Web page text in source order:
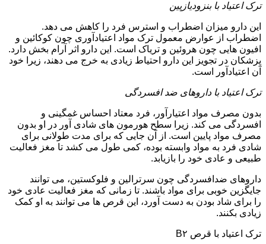
ترک اعتیاد با بنزودیازپین
این دارو میزان اضطراب و استرس فرد را کاهش می دهد.
اضطراب از عوارض معمول ترک مواد اعتیادآوری چون کوکائین و
افیون هایی چون هروئین و تریاک است. این دارو اثر آرام بخش دارد.
پزشکان در تجویز این دارو احتیاط زیادی به خرج می دهند، زیرا خود
آن اعتیادآور است.
ترک اعتیاد با داروهای ضد افسردگی
بدون مصرف مواد اعتیارآور، فرد معتاد احساس غمگینی و
افسردگی می کند. زیرا سطح هورمون های شادی آور در او بدون
مصرف مواد پایین است. از آن جایی که برای مدت طولانی برای
شادی فرد به مواد وابسته بوده، کمی طول می کشد تا مغز فعالیت
طبیعی و عادی خود را بازیابد.
داروهای ضدافسردگی چون سرترالین و فلوکستین، می توانند
جایگزین خوبی برای مواد باشند. تا زمانی که مغز فعالیت عادی خود
را برای شاد بودن به دست آورد، این قرص ها می توانند به او کمک
زیادی بکنند.
ترک اعتیاد با قرص B۲